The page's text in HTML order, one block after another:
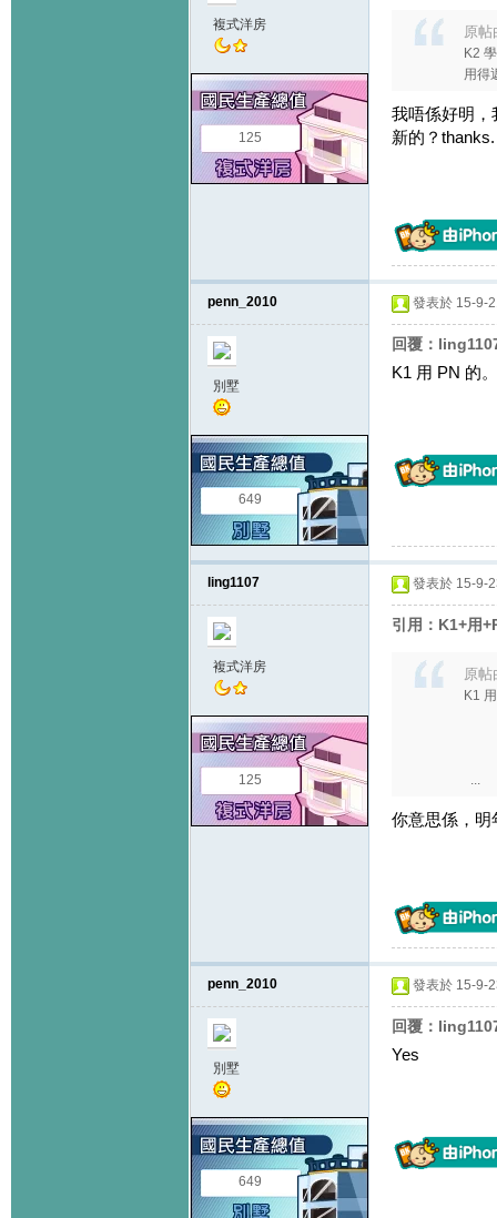
複式洋房
125
原
K2
用得
我唔係好明，
新的？thanks.
penn_2010
別墅
649
發表於 15-9-
回覆：
K1 用 PN 的
ling1107
複式洋房
125
發表於 15-9-
引用：K1+用
原
K1
...
你意思係，明
penn_2010
別墅
649
發表於 15-9-
回覆：
Yes